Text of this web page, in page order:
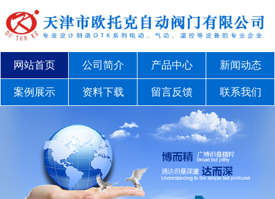
网站首页 公司简介 产品中心 新闻动态
案例展示 资料下载 留言反馈 联系我们